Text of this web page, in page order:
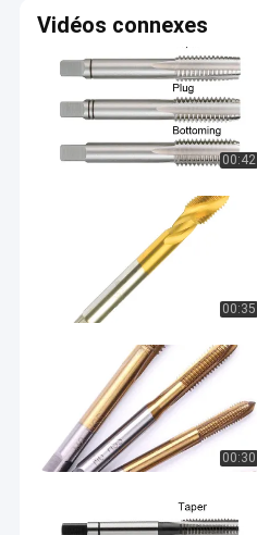
Vidéos connexes
00:42
00:35
00:30